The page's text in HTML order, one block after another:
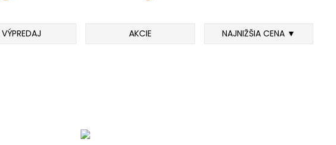
VÝPREDAJ AKCIE NAJNIŽŠIA CENA ▼